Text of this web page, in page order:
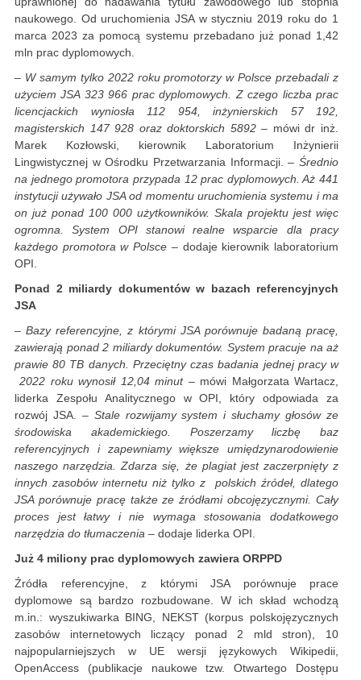
naukowego. Od uruchomienia JSA w styczniu 2019 roku do 1
marca 2023 za pomocą systemu przebadano już ponad 1,42
mln prac dyplomowych.
– W samym tylko 2022 roku promotorzy w Polsce przebadali z
użyciem JSA 323 966 prac dyplomowych. Z czego liczba prac
licencjackich wyniosła 112 954, inżynierskich 57 192,
magisterskich 147 928 oraz doktorskich 5892– mówi dr inż.
Marek Kozłowski, kierownik Laboratorium Inżynierii
Lingwistycznej w Ośrodku Przetwarzania Informacji. – Średnio
na jednego promotora przypada 12 prac dyplomowych. Aż 441
instytucji używało JSA od momentu uruchomienia systemu i ma
on już ponad 100 000 użytkowników. Skala projektu jest więc
ogromna. System OPI stanowi realne wsparcie dla pracy
każdego promotora w Polsce – dodaje kierownik laboratorium
OPI.
Ponad 2 miliardy dokumentów w bazach referencyjnych
JSA
–Bazy referencyjne, z którymi JSA porównuje badaną pracę,
zawierają ponad 2 miliardy dokumentów. System pracuje na aż
prawie 80 TB danych. Przeciętny czas badania jednej pracy w
2022 roku wynosił 12,04 minut – mówi Małgorzata Wartacz,
liderka Zespołu Analitycznego w OPI, który odpowiada za
rozwój JSA. – Stale rozwijamy system i słuchamy głosów ze
środowiska akademickiego. Poszerzamy liczbę baz
referencyjnych i zapewniamy większe umiędzynarodowienie
naszego narzędzia. Zdarza się, że plagiat jest zaczerpnięty z
innych zasobów internetu niż tylko z polskich źródeł, dlatego
JSA porównuje pracę także ze źródłami obcojęzycznymi. Cały
proces jest łatwy i nie wymaga stosowania dodatkowego
narzędzia do tłumaczenia – dodaje liderka OPI.
Już 4 miliony prac dyplomowych zawiera ORPPD
Źródła referencyjne, z którymi JSA porównuje prace
dyplomowe są bardzo rozbudowane. W ich skład wchodzą
m.in.: wyszukiwarka BING, NEKST (korpus polskojęzycznych
zasobów internetowych liczący ponad 2 mld stron), 10
najpopularniejszych w UE wersji językowych Wikipedii,
OpenAccess (publikacje naukowe tzw. Otwartego Dostępu